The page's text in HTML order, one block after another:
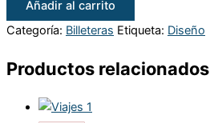
cantidad
Añadir al carrito
Categoría: Billeteras Etiqueta: Diseño
Productos relacionados